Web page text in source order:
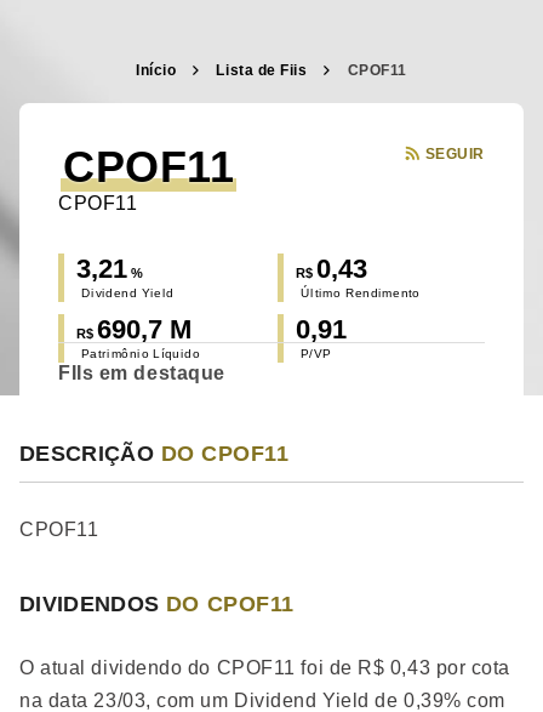
Início Lista de Fiis CPOF11
CPOF11
CPOF11
SEGUIR
3,21 %
Dividend Yield
R$ 0,43
Último Rendimento
R$ 690,7 M
Patrimônio Líquido
0,91
P/VP
FIIs em destaque
DESCRIÇÃO DO CPOF11
CPOF11
DIVIDENDOS DO CPOF11
O atual dividendo do CPOF11 foi de R$ 0,43 por cota
na data 23/03, com um Dividend Yield de 0,39% com